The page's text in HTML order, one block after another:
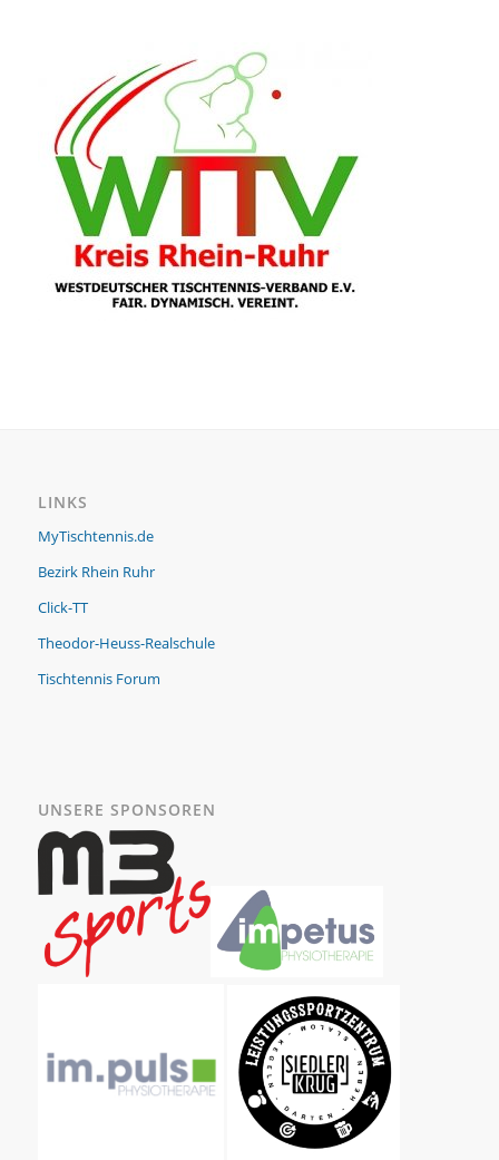
LINKS
MyTischtennis.de
Bezirk Rhein Ruhr
Click-TT
Theodor-Heuss-Realschule
Tischtennis Forum
UNSERE SPONSOREN